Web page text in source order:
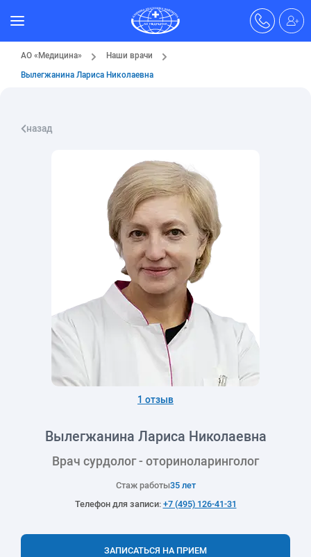
АО «Медицина»
Наши врачи
Вылегжанина Лариса Николаевна
назад
1 отзыв
Вылегжанина Лариса Николаевна
Врач сурдолог - оториноларинголог
Стаж работы35 лет
Телефон для записи:+7 (495) 126-41-31
ЗАПИСАТЬСЯ НА ПРИЕМ